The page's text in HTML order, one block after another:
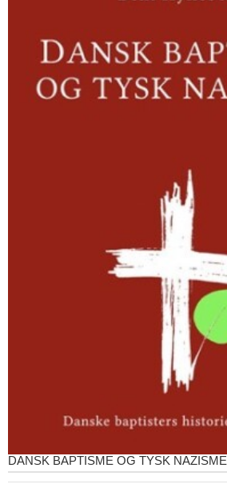
DANSK BAPTISME OG TYSK NAZISME